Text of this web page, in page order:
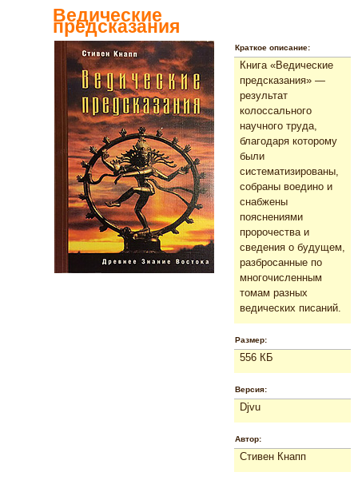
Ведические
предсказания
Краткое описание:
Книга «Ведические
предсказания» —
результат
колоссального
научного труда,
благодаря которому
были
систематизированы,
собраны воедино и
снабжены
пояснениями
пророчества и
сведения о будущем,
разбросанные по
многочисленным
томам разных
ведических писаний.
Размер:
556 КБ
Версия:
Djvu
Автор:
Стивен Кнапп